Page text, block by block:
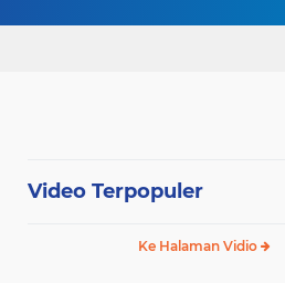
Video Terpopuler
Ke Halaman Vidio